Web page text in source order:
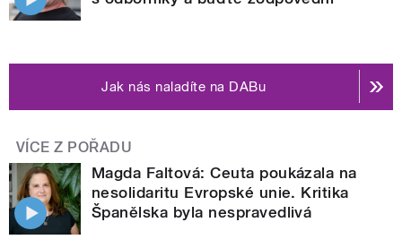
Jak nás naladíte na DABu
VÍCE Z POŘADU
Magda Faltová: Ceuta poukázala na
nesolidaritu Evropské unie. Kritika
Španělska byla nespravedlivá